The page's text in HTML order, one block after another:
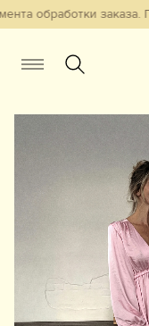
обработки заказа.
Женщинам
Смотреть всё
В наличии
Бестселлеры